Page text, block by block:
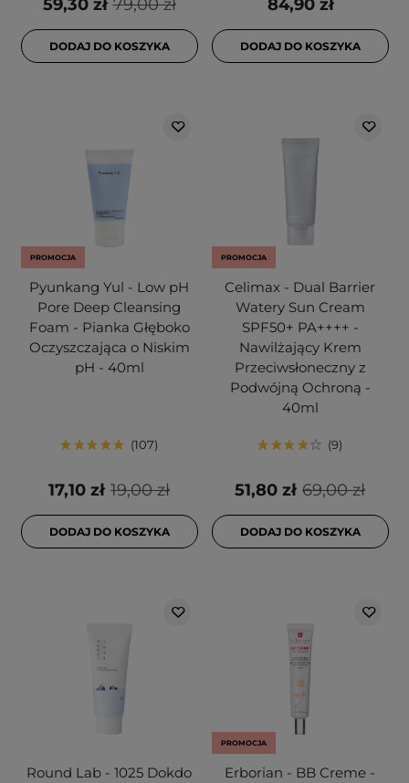
79,00 zł
59,30 zł
DODAJ DO KOSZYKA
84,90 zł
DODAJ DO KOSZYKA
PROMOCJA
Pyunkang Yul - Low pH
Pore Deep Cleansing
Foam - Pianka Głęboko
Oczyszczająca o Niskim
pH - 40ml
107
19,00 zł
17,10 zł
DODAJ DO KOSZYKA
PROMOCJA
Celimax - Dual Barrier
Watery Sun Cream
SPF50+ PA++++ -
Nawilżający Krem
Przeciwsłoneczny z
Podwójną Ochroną -
40ml
9
69,00 zł
51,80 zł
DODAJ DO KOSZYKA
Round Lab - 1025 Dokdo
PROMOCJA
Erborian - BB Creme -